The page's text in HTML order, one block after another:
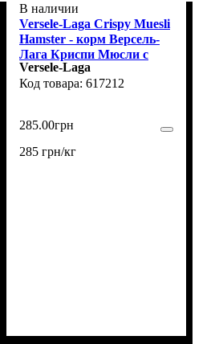
В наличии
Versele-Laga Crispy Muesli
Hamster - корм Версель-
Лага Криспи Мюсли с
витамином Е для
хомяков, крыс, мышей,
Versele-Laga
617212
285.00грн
285 грн/кг